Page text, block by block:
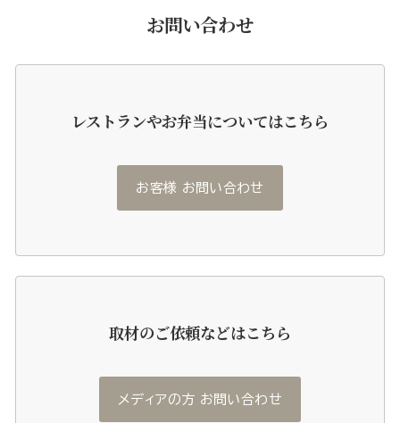
お問い合わせ
レストランやお弁当についてはこちら
お客様 お問い合わせ
取材のご依頼などはこちら
メディアの方 お問い合わせ